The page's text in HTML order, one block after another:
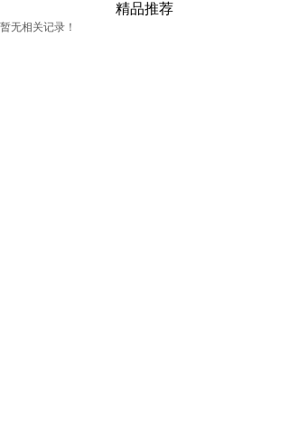
暂无相关记录！
精品推荐